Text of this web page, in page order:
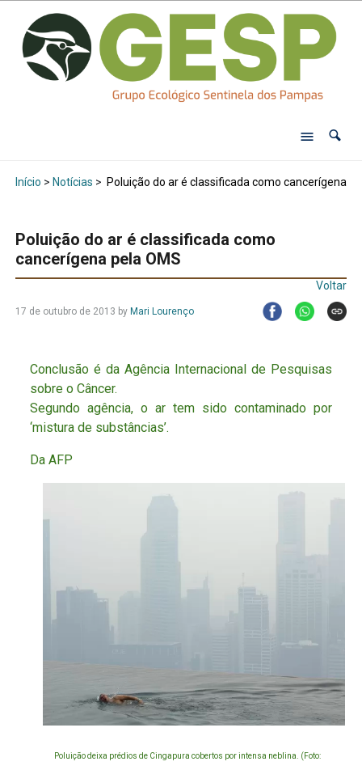
Início > Notícias > Poluição do ar é classificada como cancerígena
Poluição do ar é classificada como
cancerígena pela OMS
Voltar
17 de outubro de 2013 by Mari Lourenço
Conclusão é da Agência Internacional de Pesquisas
sobre o Câncer.
Segundo agência, o ar tem sido contaminado por
‘mistura de substâncias’.
Da AFP
Poluição deixa prédios de Cingapura cobertos por intensa neblina. (Foto: